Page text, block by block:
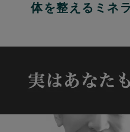
体を整えるミネ